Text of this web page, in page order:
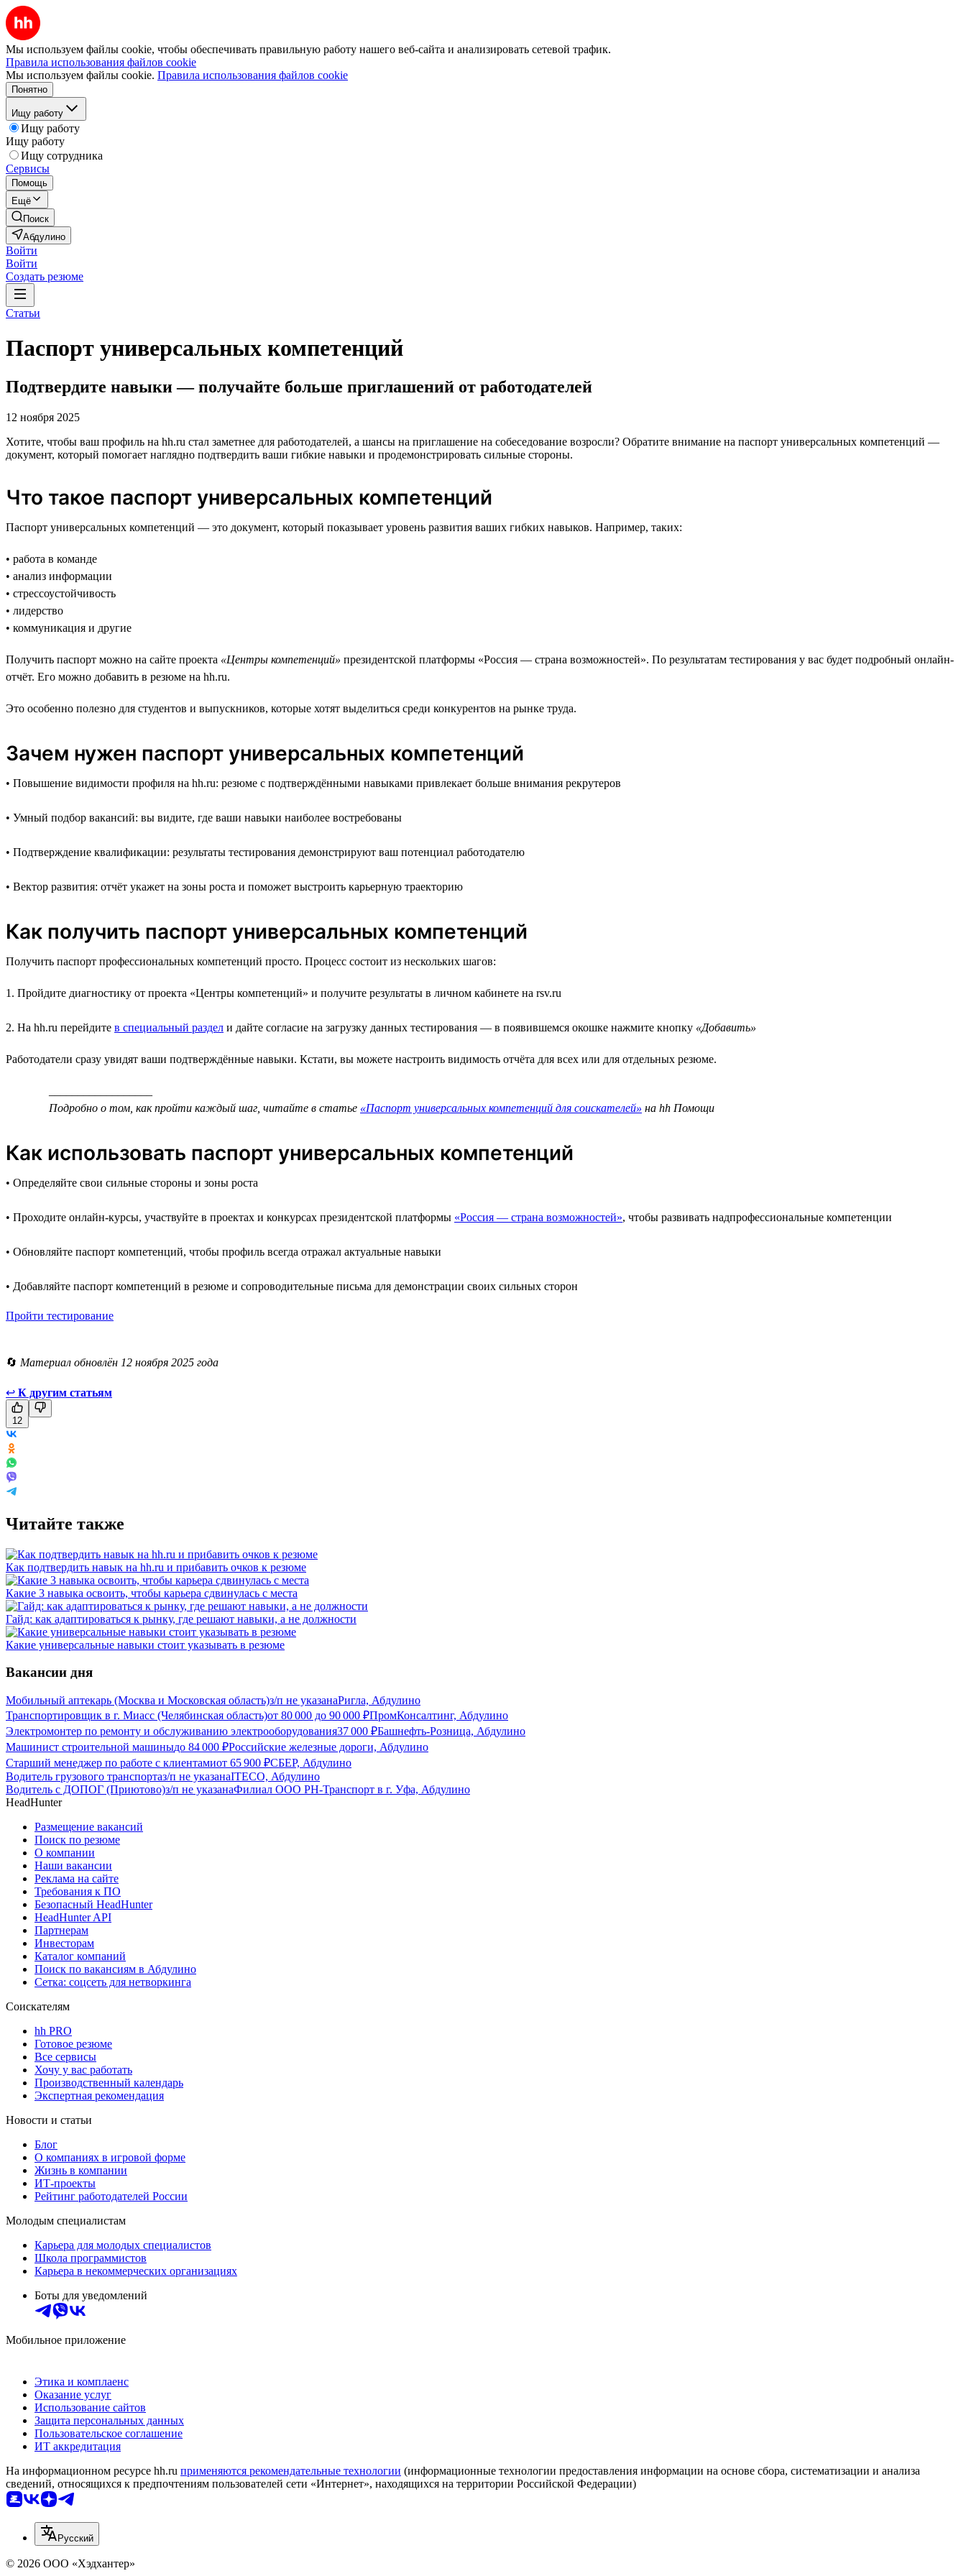
Мы используем файлы cookie, чтобы обеспечивать правильную работу нашего веб-сайта и анализировать сетевой трафик.
Правила использования файлов cookie
Мы используем файлы cookie. Правила использования файлов cookie
Понятно
Ищу работу
Ищу работу
Ищу работу
Ищу сотрудника
Сервисы
Помощь
Ещё
Поиск
Абдулино
Войти
Войти
Создать резюме
Статьи
Паспорт универсальных компетенций
Подтвердите навыки — получайте больше приглашений от работодателей
12 ноября 2025
Хотите, чтобы ваш профиль на hh.ru стал заметнее для работодателей, а шансы на приглашение на собеседование возросли? Обратите внимание на паспорт универсальных компетенций —
документ, который помогает наглядно подтвердить ваши гибкие навыки и продемонстрировать сильные стороны.
Что такое паспорт универсальных компетенций
Паспорт универсальных компетенций — это документ, который показывает уровень развития ваших гибких навыков. Например, таких:
• работа в команде
• анализ информации
• стрессоустойчивость
• лидерство
• коммуникация и другие
Получить паспорт можно на сайте проекта «Центры компетенций» президентской платформы «Россия — страна возможностей». По результатам тестирования у вас будет подробный онлайн-
отчёт. Его можно добавить в резюме на hh.ru.
Это особенно полезно для студентов и выпускников, которые хотят выделиться среди конкурентов на рынке труда.
Зачем нужен паспорт универсальных компетенций
• Повышение видимости профиля на hh.ru: резюме с подтверждёнными навыками привлекает больше внимания рекрутеров
• Умный подбор вакансий: вы видите, где ваши навыки наиболее востребованы
• Подтверждение квалификации: результаты тестирования демонстрируют ваш потенциал работодателю
• Вектор развития: отчёт укажет на зоны роста и поможет выстроить карьерную траекторию
Как получить паспорт универсальных компетенций
Получить паспорт профессиональных компетенций просто. Процесс состоит из нескольких шагов:
1. Пройдите диагностику от проекта «Центры компетенций» и получите результаты в личном кабинете на rsv.ru
2. На hh.ru перейдите в специальный раздел и дайте согласие на загрузку данных тестирования — в появившемся окошке нажмите кнопку «Добавить»
Работодатели сразу увидят ваши подтверждённые навыки. Кстати, вы можете настроить видимость отчёта для всех или для отдельных резюме.
Подробно о том, как пройти каждый шаг, читайте в статье «Паспорт универсальных компетенций для соискателей» на hh Помощи
Как использовать паспорт универсальных компетенций
• Определяйте свои сильные стороны и зоны роста
• Проходите онлайн-курсы, участвуйте в проектах и конкурсах президентской платформы «Россия — страна возможностей», чтобы развивать надпрофессиональные компетенции
• Обновляйте паспорт компетенций, чтобы профиль всегда отражал актуальные навыки
• Добавляйте паспорт компетенций в резюме и сопроводительные письма для демонстрации своих сильных сторон
Пройти тестирование
🔄 Материал обновлён 12 ноября 2025 года
↩ К другим статьям
12
Читайте также
Как подтвердить навык на hh.ru и прибавить очков к резюме
Какие 3 навыка освоить, чтобы карьера сдвинулась с места
Гайд: как адаптироваться к рынку, где решают навыки, а не должности
Какие универсальные навыки стоит указывать в резюме
Вакансии дня
Мобильный аптекарь (Москва и Московская область)з/п не указанаРигла, Абдулино
Транспортировщик в г. Миасс (Челябинская область)от 80 000 до 90 000 ₽ПромКонсалтинг, Абдулино
Электромонтер по ремонту и обслуживанию электрооборудования37 000 ₽Башнефть-Розница, Абдулино
Машинист строительной машиныдо 84 000 ₽Российские железные дороги, Абдулино
Старший менеджер по работе с клиентамиот 65 900 ₽СБЕР, Абдулино
Водитель грузового транспортаз/п не указанаITECO, Абдулино
Водитель с ДОПОГ (Приютово)з/п не указанаФилиал ООО РН-Транспорт в г. Уфа, Абдулино
HeadHunter
Размещение вакансий
Поиск по резюме
О компании
Наши вакансии
Реклама на сайте
Требования к ПО
Безопасный HeadHunter
HeadHunter API
Партнерам
Инвесторам
Каталог компаний
Поиск по вакансиям в Абдулино
Сетка: соцсеть для нетворкинга
Соискателям
hh PRO
Готовое резюме
Все сервисы
Хочу у вас работать
Производственный календарь
Экспертная рекомендация
Новости и статьи
Блог
О компаниях в игровой форме
Жизнь в компании
ИТ-проекты
Рейтинг работодателей России
Молодым специалистам
Карьера для молодых специалистов
Школа программистов
Карьера в некоммерческих организациях
Боты для уведомлений
Мобильное приложение
Этика и комплаенс
Оказание услуг
Использование сайтов
Защита персональных данных
Пользовательское соглашение
ИТ аккредитация
На информационном ресурсе hh.ru применяются рекомендательные технологии (информационные технологии предоставления информации на основе сбора, систематизации и анализа
сведений, относящихся к предпочтениям пользователей сети «Интернет», находящихся на территории Российской Федерации)
Русский
© 2026 ООО «Хэдхантер»